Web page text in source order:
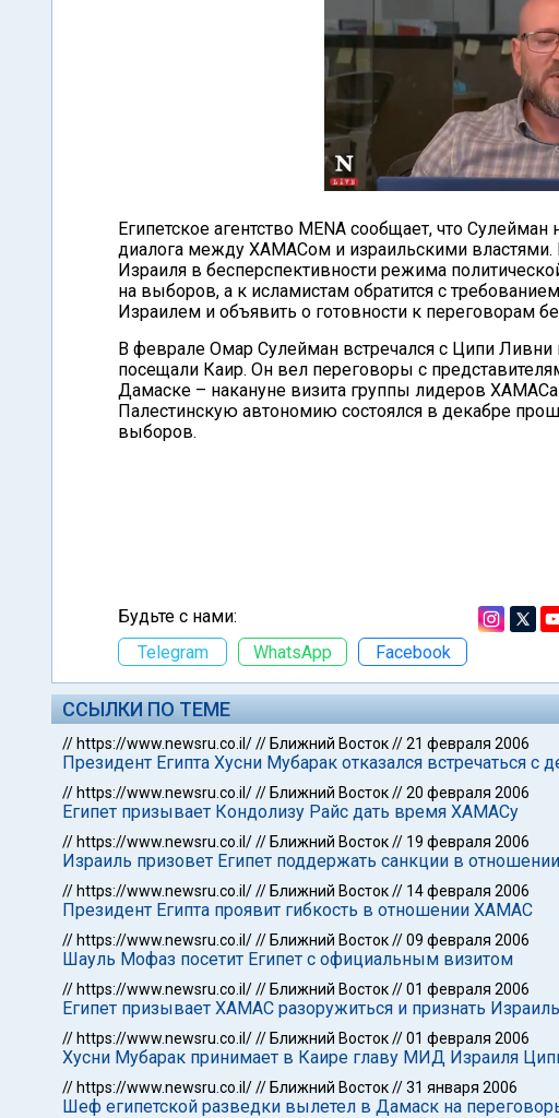
Египетское агентство MENA сообщает, что
диалога между ХАМАСом и израильскими властями.
Израиля в бесперспективности режима
на выборов, а к исламистам обратится с
Израилем и объявить о готовности к переговорам
В феврале Омар Сулейман встречался с Ципи
посещали Каир. Он вел переговоры с
Дамаске – накануне визита группы лидеров
Палестинскую автономию состоялся в декабре
выборов.
Будьте с нами:
Telegram
WhatsApp Facebook
ССЫЛКИ ПО ТЕМЕ
// https://www.newsru.co.il/// Ближний Восток//21 февраля 2006
Президент Египта Хусни Мубарак отказался встречаться с
// https://www.newsru.co.il/// Ближний Восток//20 февраля 2006
Египет призывает Кондолизу Райс дать время ХАМАСу
// https://www.newsru.co.il/// Ближний Восток// 19 февраля 2006
Израиль призовет Египет поддержать санкции в
// https://www.newsru.co.il/// Ближний Восток// 14 февраля 2006
Президент Египта проявит гибкость в отношении ХАМАС
// https://www.newsru.co.il/// Ближний Восток//09 февраля 2006
Шауль Мофаз посетит Египет с официальным визитом
// https://www.newsru.co.il/// Ближний Восток//01 февраля 2006
Египет призывает ХАМАС разоружиться и признать Израиль
// https://www.newsru.co.il/// Ближний Восток//01 февраля 2006
Хусни Мубарак принимает в Каире главу МИД Израиля
// https://www.newsru.co.il/// Ближний Восток//31 января 2006
Шеф египетской разведки вылетел в Дамаск на